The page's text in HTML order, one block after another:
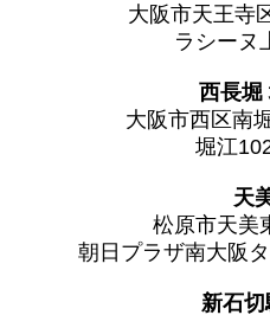
大阪市天王寺
ラシーヌ
西長堀
大阪市西区南
堀江
天
松原市天美
朝日プラザ南大阪
新石